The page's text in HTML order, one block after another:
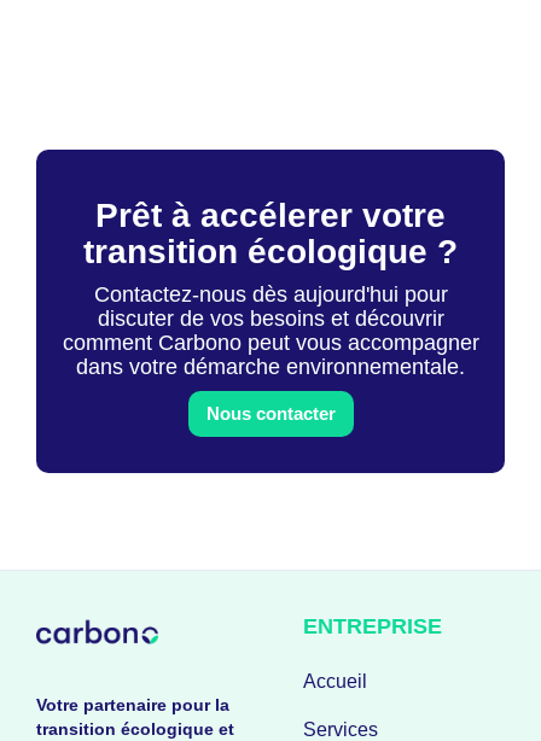
Prêt à accélerer votre
transition écologique ?
Contactez-nous dès aujourd'hui pour
discuter de vos besoins et découvrir
comment Carbono peut vous accompagner
dans votre démarche environnementale.
Nous contacter
Votre partenaire pour la
transition écologique et
ENTREPRISE
Accueil
Services